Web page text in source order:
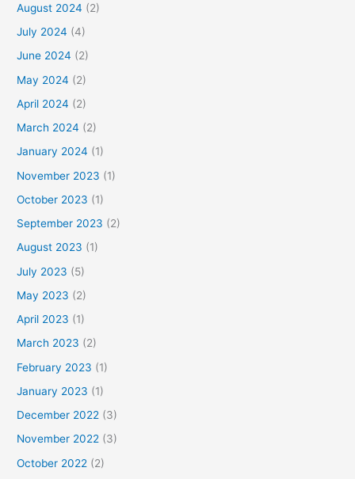
August 2024 (2)
July 2024 (4)
June 2024 (2)
May 2024 (2)
April 2024 (2)
March 2024 (2)
January 2024 (1)
November 2023 (1)
October 2023 (1)
September 2023 (2)
August 2023 (1)
July 2023 (5)
May 2023 (2)
April 2023 (1)
March 2023 (2)
February 2023 (1)
January 2023 (1)
December 2022 (3)
November 2022 (3)
October 2022 (2)